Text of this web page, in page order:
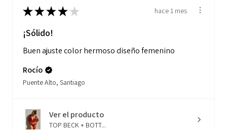
★★★★ ★ hace 1 mes
¡Sólido!
Buen ajuste color hermoso diseño femenino
Rocío
Puente Alto, Santiago
Ver el producto
TOP BECK + BOTT...